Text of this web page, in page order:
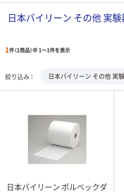
日本バイリーン その他 実験
1件（1商品）中 1～1件を表示
絞り込み 日本バイリーン その他 実
日本バイリーン ポルベックダ